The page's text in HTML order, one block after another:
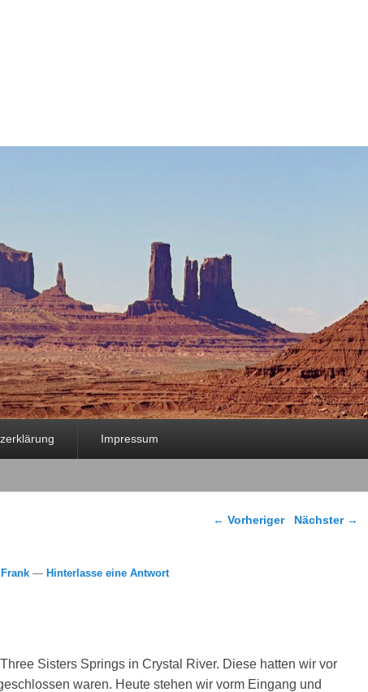
Impressum
Beitragsnavigation
← Vorheriger Nächster →
Frank — Hinterlasse eine Antwort
Sisters Springs in Crystal River. Diese hatten wir vor
waren. Heute stehen wir vorm Eingang und